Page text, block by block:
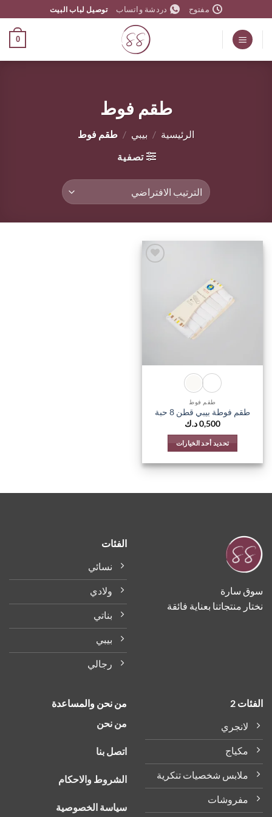
للمحتوى
مفتوح دردشة واتساب توصيل لباب البيت
0
طقم فوط
الرئيسية / بيبي / طقم فوط
تصفية
طقم فوط
طقم فوطة بيبي قطن 8 حبة
0,500د.ك
تحديد أحد الخيارات
العديد
الأشكال
المنتج
سوق سارة
نختار منتجاتنا بعناية فائقة
الفئات
نسائي
ولادي
بناتي
بيبي
رجالي
الفئات 2
لانجري
مكياج
ملابس شخصيات تنكرية
مفروشات
من نحن والمساعدة
من نحن
اتصل بنا
الشروط والاحكام
سياسة الخصوصية